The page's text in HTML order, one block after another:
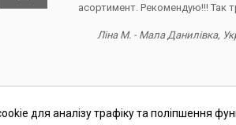
асортимент. Рекомендую!!! Так
Ліна М. - Мала Данилівка,
для аналізу трафіку та поліпшення